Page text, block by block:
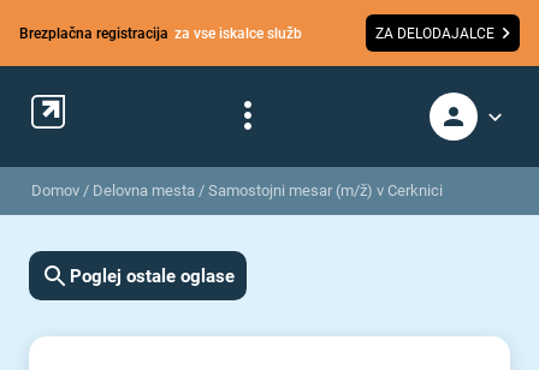
Brezplačna registracija za vse iskalce služb ZA DELODAJALCE
Domov / Delovna mesta / Samostojni mesar (m/ž) v Cerknici
Poglej ostale oglase